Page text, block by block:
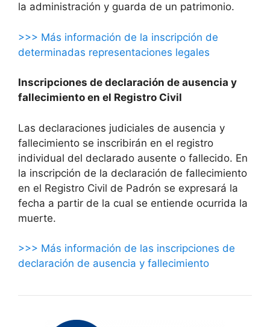
la administración y guarda de un patrimonio.
>>> Más información de la inscripción de
determinadas representaciones legales
Inscripciones de declaración de ausencia y
fallecimiento en el Registro Civil
Las declaraciones judiciales de ausencia y
fallecimiento se inscribirán en el registro
individual del declarado ausente o fallecido. En
la inscripción de la declaración de fallecimiento
en el Registro Civil de Padrón se expresará la
fecha a partir de la cual se entiende ocurrida la
muerte.
>>> Más información de las inscripciones de
declaración de ausencia y fallecimiento